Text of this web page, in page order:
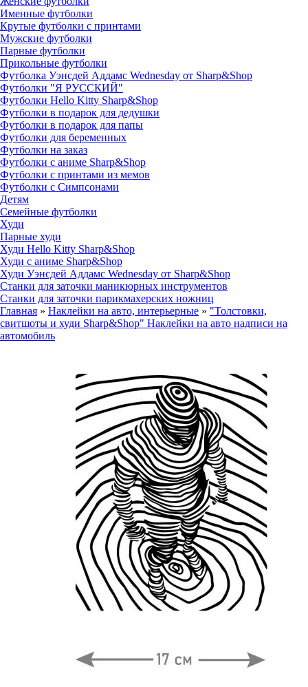
Именные футболки
Крутые футболки с принтами
Мужские футболки
Парные футболки
Прикольные футболки
Футболка Уэнсдей Аддамс Wednesday от Sharp&Shop
Футболки "Я РУССКИЙ"
Футболки Hello Kitty Sharp&Shop
Футболки в подарок для дедушки
Футболки в подарок для папы
Футболки для беременных
Футболки на заказ
Футболки с аниме Sharp&Shop
Футболки с принтами из мемов
Футболки с Симпсонами
Детям
Семейные футболки
Худи
Парные худи
Худи Hello Kitty Sharp&Shop
Худи с аниме Sharp&Shop
Худи Уэнсдей Аддамс Wednesday от Sharp&Shop
Станки для заточки маникюрных инструментов
Станки для заточки парикмахерских ножниц
Главная » Наклейки на авто, интерьерные » "Толстовки,
свитшоты и худи Sharp&Shop" Наклейки на авто надписи на
автомобиль